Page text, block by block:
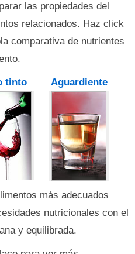
las propiedades del
relacionados. Haz click
comparativa de nutrientes
tinto Aguardiente
más adecuados
nutricionales con el
y equilibrada.